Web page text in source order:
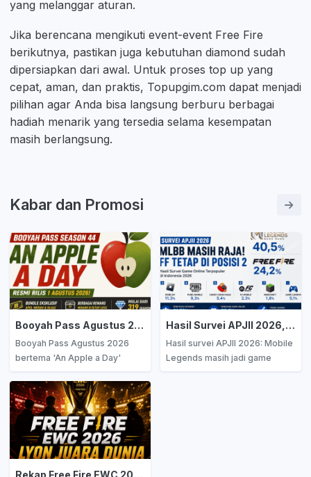
yang melanggar aturan.
Jika berencana mengikuti event-event Free Fire
berikutnya, pastikan juga kebutuhan diamond sudah
dipersiapkan dari awal. Untuk proses top up yang
cepat, aman, dan praktis, Topupgim.com dapat menjadi
pilihan agar Anda bisa langsung berburu berbagai
hadiah menarik yang tersedia selama kesempatan
masih berlangsung.
Kabar dan Promosi
Booyah Pass Agustus 2026 Bertema 'An Apple a Day' Resmi Rilis, Cek Semua Daftar Reward dan Harganya!
Booyah Pass Agustus 2026
bertema 'An Apple a Day'
resmi rilis! Cek daftar lengkap
reward jalur Premium, Free
Pass, harga paket, dan fitur
Deluxe Crate setelah Level
100.
Hasil Survei APJII 2026, Mobile Legends Tak Tergoyahkan, Free Fire Kokoh Jadi Game Terpopuler Kedua di Indonesia
Hasil survei APJII 2026: Mobile
Legends masih jadi game
terpopuler di Indonesia dengan
Rekap Free Fire EWC 2026: EVOS Esports Gagal Pertahankan Gelar, LYON Cetak Rekor Juara Dunia!